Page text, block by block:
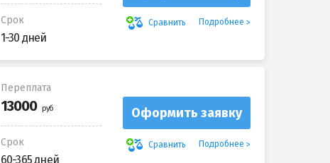
Срок
1-30 дней
Сравнить Подробнее
Переплата
Срок
60-365 дней
Оформить заявку
Сравнить Подробнее